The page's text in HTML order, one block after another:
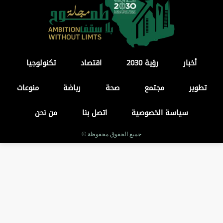
أخبار رؤية 2030 اقتصاد
تكنولوجيا
تطوير
مجتمع صحة رياضة
منوعات
سياسة الخصوصية
اتصل بنا من نحن
جميع الحقوق محفوظة ©